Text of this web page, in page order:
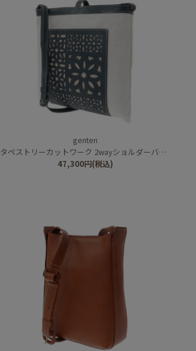
genten
タペストリーカットワーク 2wayショルダーバッグ
47,300円(税込)